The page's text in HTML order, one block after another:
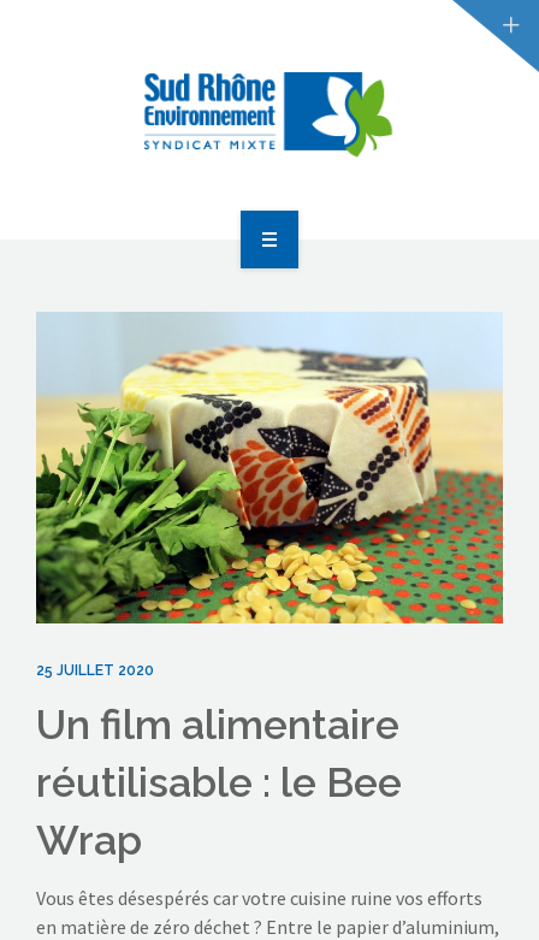
GESTION DES DÉCHETS
ACTUALITÉS
RÉDUCTION DES DÉCHETS
GESTION DES DÉCHETS
ACTUALITÉS
25 JUILLET 2020
Un film alimentaire
réutilisable : le Bee
Wrap
Vous êtes désespérés car votre cuisine ruine vos efforts
en matière de zéro déchet ? Entre le papier d’aluminium,